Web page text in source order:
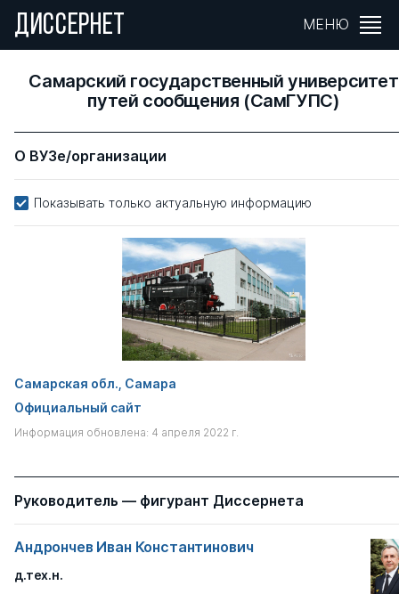
ДИССЕРНЕТ МЕНЮ
Самарский государственный университет
путей сообщения (СамГУПС)
О ВУЗе/организации
Показывать только актуальную информацию
Самарская обл., Самара
Официальный сайт
Информация обновлена: 4 апреля 2022 г.
Руководитель — фигурант Диссернета
Андрончев Иван Константинович
д.тех.н.